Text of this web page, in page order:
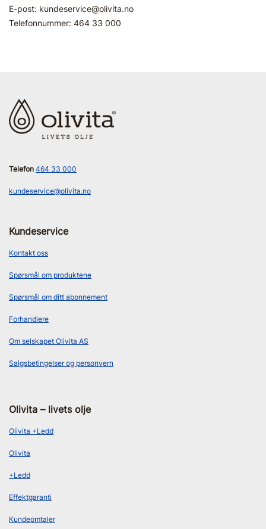
E-post: kundeservice@olivita.no
Telefonnummer: 464 33 000
Telefon 464 33 000
kundeservice@olivita.no
Kundeservice
Kontakt oss
Spørsmål om produktene
Spørsmål om ditt abonnement
Forhandlere
Om selskapet Olivita AS
Salgsbetingelser og personvern
Olivita – livets olje
Olivita +Ledd
Olivita
+Ledd
Effektgaranti
Kundeomtaler